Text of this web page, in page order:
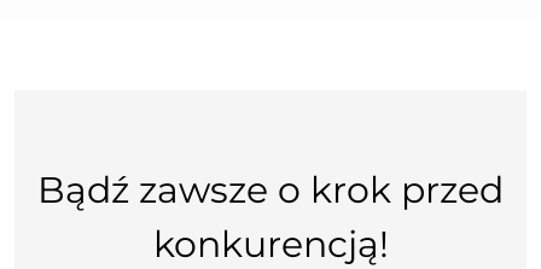
Bądź zawsze o krok przed
konkurencją!